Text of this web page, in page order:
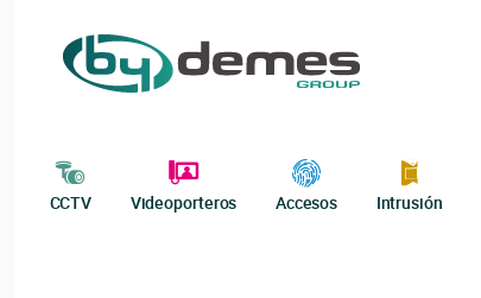
CCTV Videoporteros Accesos Intrusión